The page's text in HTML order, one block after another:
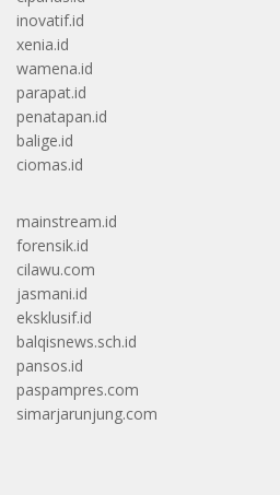
inovatif.id
xenia.id
wamena.id
parapat.id
penatapan.id
balige.id
ciomas.id
mainstream.id
forensik.id
cilawu.com
jasmani.id
eksklusif.id
balqisnews.sch.id
pansos.id
paspampres.com
simarjarunjung.com